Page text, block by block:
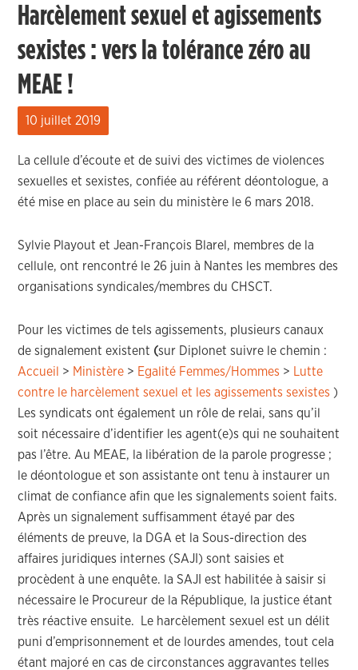
Harcèlement sexuel et agissements
sexistes : vers la tolérance zéro au
MEAE !
10 juillet 2019
La cellule d’écoute et de suivi des victimes de violences
sexuelles et sexistes, confiée au référent déontologue, a
été mise en place au sein du ministère le 6 mars 2018.
Sylvie Playout et Jean-François Blarel, membres de la
cellule, ont rencontré le 26 juin à Nantes les membres des
organisations syndicales/membres du CHSCT.
Pour les victimes de tels agissements, plusieurs canaux
de signalement existent (sur Diplonet suivre le chemin :
Accueil
> Ministère > Egalité Femmes/Hommes >
Lutte
contre le harcèlement sexuel et les agissements sexistes )
Les syndicats ont également un rôle de relai, sans qu’il
soit nécessaire d’identifier les agent(e)s qui ne souhaitent
pas l’être. Au MEAE, la libération de la parole progresse ;
le déontologue et son assistante ont tenu à instaurer un
climat de confiance afin que les signalements soient faits.
Après un signalement suffisamment étayé par des
éléments de preuve, la DGA et la Sous-direction des
affaires juridiques internes (SAJI) sont saisies et
procèdent à une enquête. la SAJI est habilitée à saisir si
nécessaire le Procureur de la République, la justice étant
très réactive ensuite. Le harcèlement sexuel est un délit
puni d’emprisonnement et de lourdes amendes, tout cela
étant majoré en cas de circonstances aggravantes telles